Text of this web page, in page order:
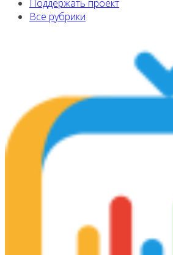
Поддержать проект
Все рубрики